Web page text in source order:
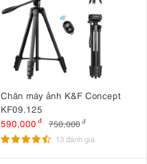
Chân máy ảnh K&F Concept
KF09.125
590,000 đ 750,000 đ
13 đánh giá